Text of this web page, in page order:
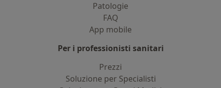
Patologie
FAQ
App mobile
Per i professionisti sanitari
Prezzi
Soluzione per Specialisti